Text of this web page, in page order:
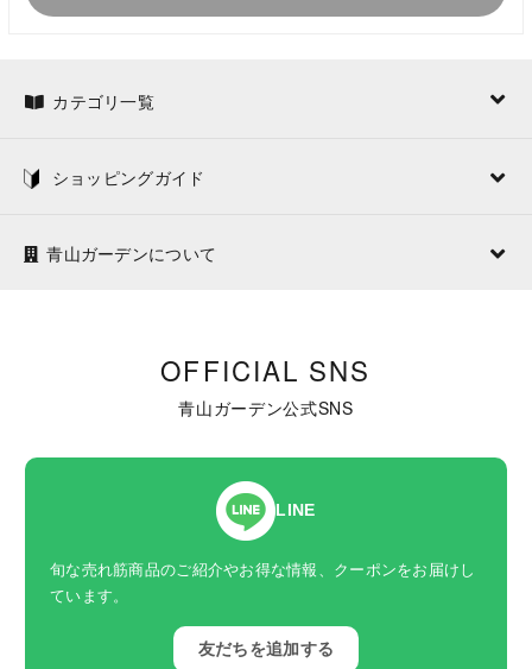
カテゴリ一覧
ショッピングガイド
青山ガーデンについて
OFFICIAL SNS
青山ガーデン公式SNS
LINE
旬な売れ筋商品のご紹介やお得な情報、クーポンをお届けし
ています。
友だちを追加する